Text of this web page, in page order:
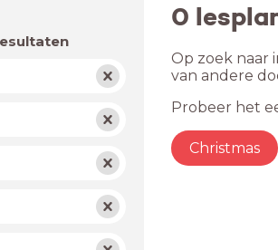
0
Op zoek naar
van andere
Probeer het
Christmas